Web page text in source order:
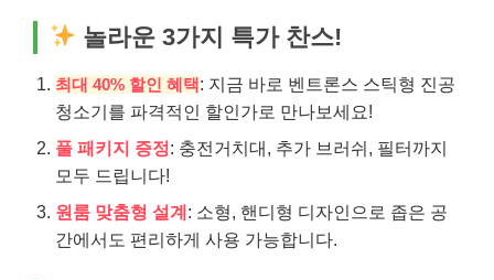
놀라운 3가지 특가 찬스!
최대 40% 할인 혜택: 지금 바로 벤트론스 스틱형 진공
청소기를 파격적인 할인가로 만나보세요!
풀 패키지 증정: 충전거치대, 추가 브러쉬, 필터까지
모두 드립니다!
원룸 맞춤형 설계: 소형, 핸디형 디자인으로 좁은 공
간에서도 편리하게 사용 가능합니다.